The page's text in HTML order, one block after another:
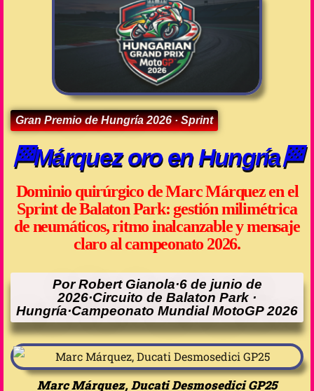
Gran Premio de Hungría 2026 · Sprint
🏁Márquez oro en Hungría🏁
Dominio quirúrgico de Marc Márquez en el
Sprint de Balaton Park: gestión milimétrica
de neumáticos, ritmo inalcanzable y mensaje
claro al campeonato 2026.
Por Robert Gianola·6 de junio de
2026·Circuito de Balaton Park ·
Hungría·Campeonato Mundial MotoGP 2026
Marc Márquez, Ducati Desmosedici GP25